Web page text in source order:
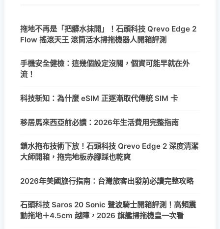
拖地不再是「把髒水抹開」！石頭科技 Qrevo Edge 2
Flow 搖滾天王 滾筒活水掃拖機器人開箱評測
手機安全健檢：這幾個設定沒關，個資可能早就在外
流！
科技新知：為什麼 eSIM 正逐漸取代傳統 SIM 卡
移居馬來西亞前必讀：2026年生活費用完整指南
鎖水拖布技術下放！石頭科技 Qrevo Edge 2 深度清潔
大師開箱，拖完地板赤腳踩也乾爽
2026年美國旅行指南：台灣旅客出發前必讀完整攻略
石頭科技 Saros 20 Sonic 聲波騎士開箱評測！高頻震
動拖地＋4.5cm 越障，2026 旗艦掃拖機皇一次看